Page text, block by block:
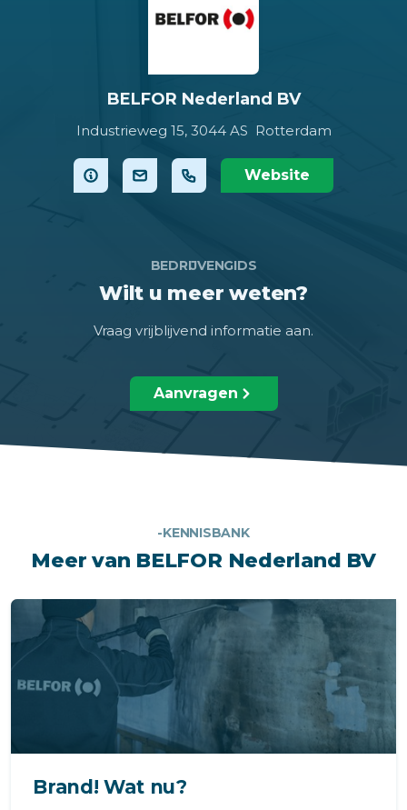
BELFOR Nederland BV
Industrieweg 15, 3044 AS Rotterdam
Website
BEDRIJVENGIDS
Wilt u meer weten?
Vraag vrijblijvend informatie aan.
Aanvragen
-KENNISBANK
Meer van BELFOR Nederland BV
Brand! Wat nu?